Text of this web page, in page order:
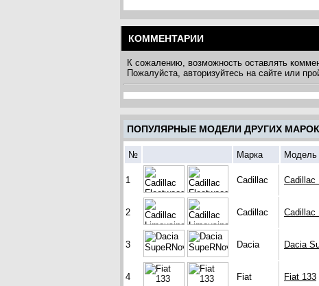
КОММЕНТАРИИ
К сожалению, возможность оставлять
Пожалуйста, авторизуйтесь на сайте или
ПОПУЛЯРНЫЕ МОДЕЛИ ДРУГИХ МАРОК
№ Марка Модель
1 Cadillac Cadillac
2 Cadillac Cadillac
3 Dacia Dacia
4 Fiat Fiat 133